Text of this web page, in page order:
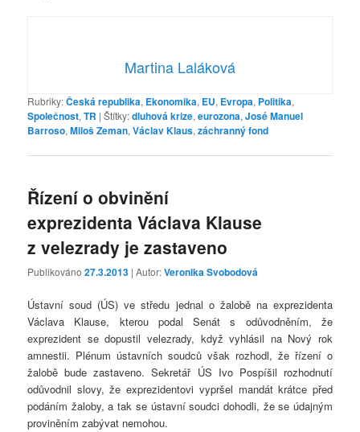
Martina Laláková
Rubriky:Česká republika, Ekonomika, EU, Evropa, Politika,
Společnost,TR |Štítky:dluhová krize,eurozona,José Manuel
Barroso,Miloš Zeman,Václav Klaus,záchranný fond
Řízení o obvinění
exprezidenta Václava Klause
z velezrady je zastaveno
Publikováno27.3.2013 | Autor:Veronika Svobodová
Ústavní soud (ÚS) ve středu jednal o žalobě na exprezidenta
Václava Klause, kterou podal Senát s odůvodněním, že
exprezident se dopustil velezrady, když vyhlásil na Nový rok
amnestii. Plénum ústavních soudců však rozhodl, že řízení o
žalobě bude zastaveno. Sekretář ÚS Ivo Pospíšil rozhodnutí
odůvodnil slovy, že exprezidentovi vypršel mandát krátce před
podáním žaloby, a tak se ústavní soudci dohodli, že se údajným
proviněním zabývat nemohou.